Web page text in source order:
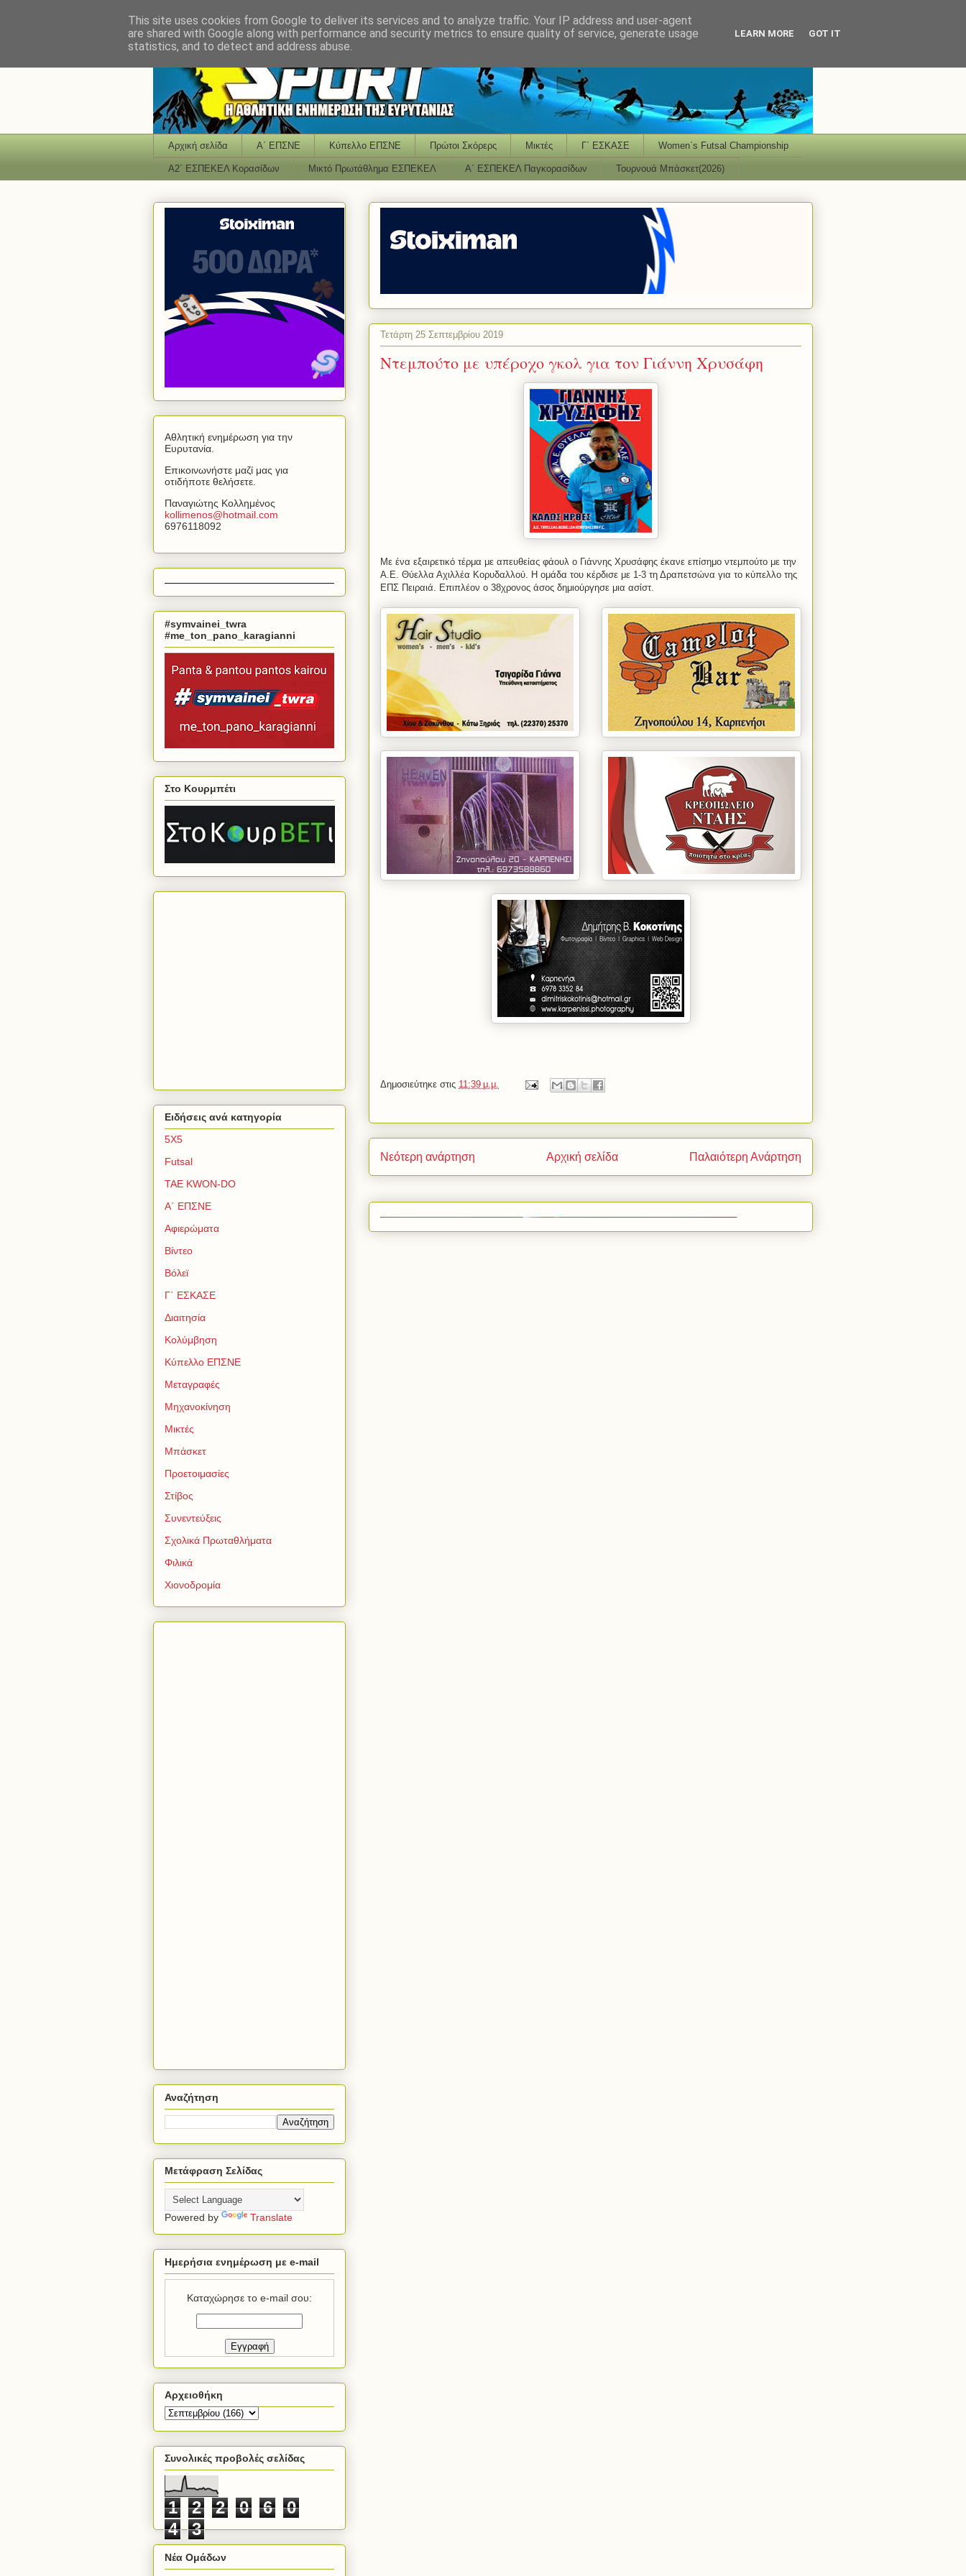
Αρχική σελίδα Α΄ ΕΠΣΝΕ Κύπελλο ΕΠΣΝΕ Πρώτοι Σκόρερς Μικτές Γ΄ ΕΣΚΑΣΕ Women΄s Futsal Championship
Α2΄ ΕΣΠΕΚΕΛ Κορασίδων Μικτό Πρωτάθλημα ΕΣΠΕΚΕΛ Α΄ ΕΣΠΕΚΕΛ Παγκορασίδων Τουρνουά Μπάσκετ(2026)
Τετάρτη 25 Σεπτεμβρίου 2019
Ντεμπούτο με υπέροχο γκολ για τον Γιάννη Χρυσάφη
Με ένα εξαιρετικό τέρμα με απευθείας φάουλ ο Γιάννης Χρυσάφης έκανε επίσημο ντεμπούτο με την
Α.Ε. Θύελλα Αχιλλέα Κορυδαλλού. Η ομάδα του κέρδισε με 1-3 τη Δραπετσώνα για το κύπελλο της
ΕΠΣ Πειραιά. Επιπλέον ο 38χρονος άσος δημιούργησε μια ασίστ.
Δημοσιεύτηκε στις 11:39 μ.μ.
Νεότερη ανάρτηση Παλαιότερη Ανάρτηση
Αρχική σελίδα
Αθλητική ενημέρωση για την
Ευρυτανία.
Επικοινωνήστε μαζί μας για
οτιδήποτε θελήσετε.
Παναγιώτης Κολλημένος
kollimenos@hotmail com
6976118092
#symvainei_twra
#me_ton_pano_karagianni
Στο Κουρμπέτι
Ειδήσεις ανά κατηγορία
5Χ5
Futsal
TAE KWON-DO
Α΄ ΕΠΣΝΕ
Αφιερώματα
Βίντεο
Βόλεϊ
Γ΄ ΕΣΚΑΣΕ
Διαιτησία
Κολύμβηση
Κύπελλο ΕΠΣΝΕ
Μεταγραφές
Μηχανοκίνηση
Μικτές
Μπάσκετ
Προετοιμασίες
Στίβος
Συνεντεύξεις
Σχολικά Πρωταθλήματα
Φιλικά
Χιονοδρομία
Αναζήτηση
Μετάφραση Σελίδας
Powered by Translate
Ημερήσια ενημέρωση με e-mail
Καταχώρησε το e-mail σου:
Αρχειοθήκη
Συνολικές προβολές σελίδας
1 2 2 0 6
0
4
3
Νέα Ομάδων
This site uses cookies from Google to deliver its services and to analyze traffic. Your IP address and user-agent
are shared with Google along with performance and security metrics to ensure quality of service, generate usage
statistics, and to detect and address abuse.
LEARN MORE GOT IT